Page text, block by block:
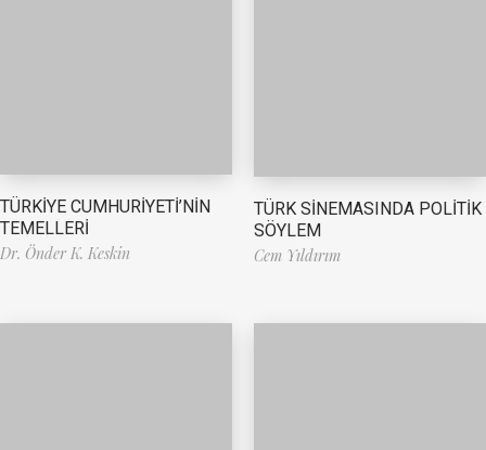
TÜRKİYE CUMHURİYETİ’NİN
TEMELLERİ
Dr. Önder K. Keskin
TÜRK SİNEMASINDA POLİTİK
SÖYLEM
Cem Yıldırım